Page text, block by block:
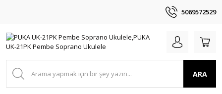
5069572529
ARA